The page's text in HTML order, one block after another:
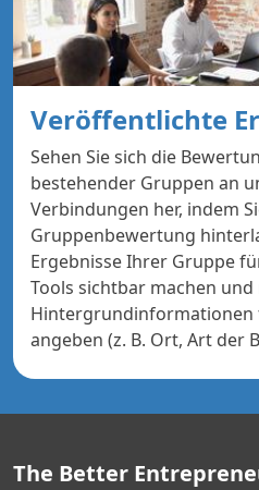
Veröffentlichte
Sehen Sie sich die
bestehender Gruppen an
Verbindungen her, indem
Gruppenbewertung
Ergebnisse Ihrer Gruppe
Tools sichtbar machen
Hintergrundinformationen
angeben (z. B. Ort, Art der
The Better